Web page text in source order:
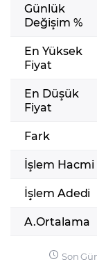
Günlük
Değişim %
En Yüksek
Fiyat
En Düşük
Fiyat
Fark
İşlem Hacmi
İşlem Adedi
A.Ortalama
Son